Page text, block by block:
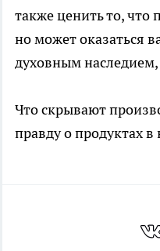
также ценить то, что
но может оказаться
духовным
Что скрывают
правду о продуктах